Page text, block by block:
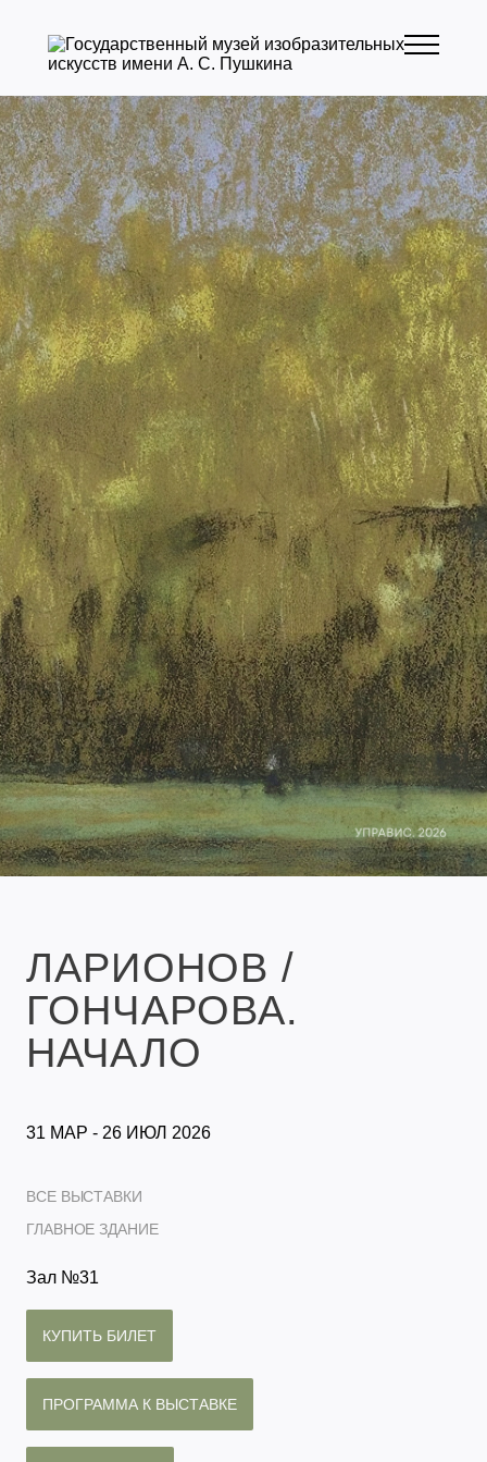
ЛАРИОНОВ /
ГОНЧАРОВА.
НАЧАЛО
31 МАР - 26 ИЮЛ 2026
ВСЕ ВЫСТАВКИ
ГЛАВНОЕ ЗДАНИЕ
Зал №31
КУПИТЬ БИЛЕТ
ПРОГРАММА К ВЫСТАВКЕ